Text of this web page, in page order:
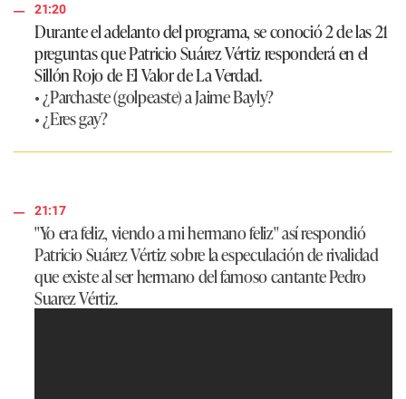
21:20
Durante el adelanto del programa, se conoció 2 de las 21
preguntas que Patricio Suárez Vértiz responderá en el
Sillón Rojo de El Valor de La Verdad.
• ¿Parchaste (golpeaste) a Jaime Bayly?
• ¿Eres gay?
21:17
"Yo era feliz, viendo a mi hermano feliz"así respondió
Patricio Suárez Vértiz sobre la especulación de rivalidad
que existe al ser hermano del famoso cantante Pedro
Suarez Vértiz.